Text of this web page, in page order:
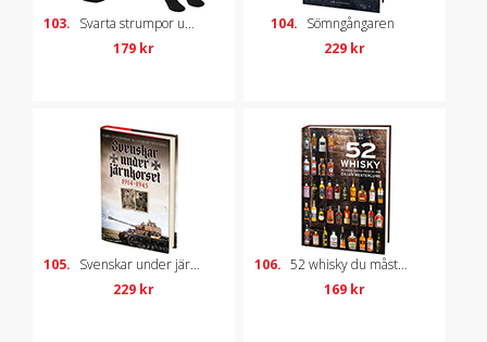
103. Svarta strumpor unisex, 6-pack, strl 41-45
179 kr
104. Sömngångaren
229 kr
105. Svenskar under järnkorset: 1914-1945
229 kr
106. 52 whisky du måste dricka innan du dör
169 kr